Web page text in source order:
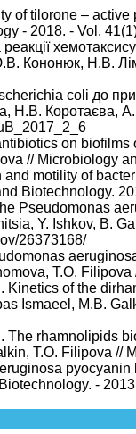
of tilorone –
- 2018. - Vol.
Кононюк, Н.В.
coli до
Н.В. Коротаєва,
on
// Microbiology
motility of
Biotechnology.
Pseudomonas
Y. Ishkov, B.
26373168/
T.O.
Kinetics of the
Ismaeel, M.B.
The rhamnolipids
Т.О. Filipova //
-